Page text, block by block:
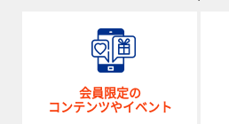
会員限定の
コンテンツやイベント